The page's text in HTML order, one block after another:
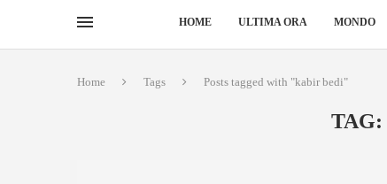
HOME ULTIMA ORA MONDO
Home Tags Posts tagged with "kabir bedi"
TAG: